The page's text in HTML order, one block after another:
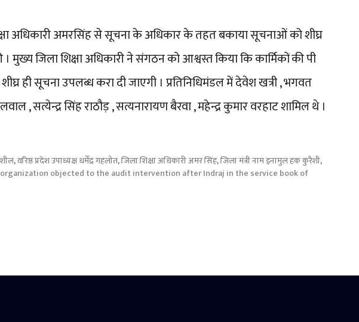
अधिकारी अमरसिंह से सूचना के अधिकार के तहत बकाया सूचनाओं को शीघ्र
मुख्य जिला शिक्षा अधिकारी ने संगठन को आश्वस्त किया कि कार्मिकों की पी
ही सूचना उपलब्ध करा दी जाएगी । प्रतिनिधिमंडल में देवेश खत्री , भगवत
, सत्येन्द्र सिंह राठौड़ , सत्यनारायण बैरवा , महेन्द्र कुमार वरहाट शामिल थे ।
,वरिष्ठ प्रदेश उपाध्यक्ष धर्मेंद्र गहलोत,जिला शिक्षा अधिकारी अमर सिंह,जिला मंत्री नाम इनामुल हक कुरैशी,
objected to the audit intervention after Indraj in the service book of